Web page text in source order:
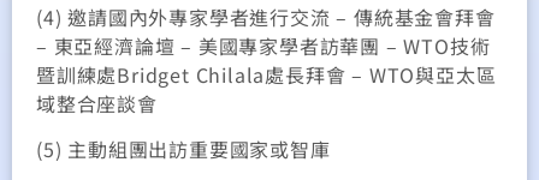
(4) 邀請國內外專家學者進行交流 – 傳統基金會拜會
– 東亞經濟論壇 – 美國專家學者訪華團 – WTO技術
暨訓練處Bridget Chilala處長拜會 – WTO與亞太區
域整合座談會
(5) 主動組團出訪重要國家或智庫